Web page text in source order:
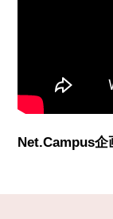
Net.Campus企